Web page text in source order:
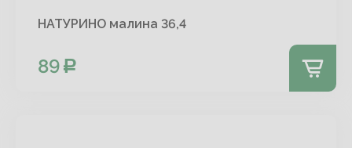
НАТУРИНО малина 36,4
89